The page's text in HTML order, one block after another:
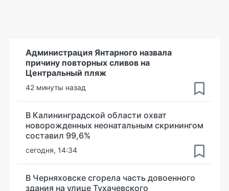
Администрация Янтарного назвала
причину повторных сливов на
Центральный пляж
42 минуты назад
В Калининградской области охват
новорожденных неонатальным скринингом
составил 99,6%
сегодня, 14:34
В Черняховске сгорела часть довоенного
здания на улице Тухачевского